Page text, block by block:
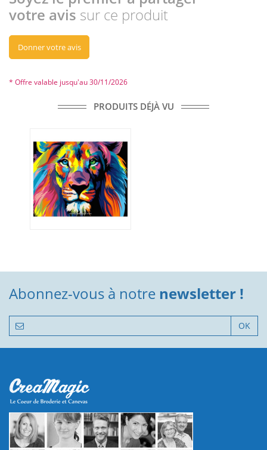
votre avis sur ce produit
Donner votre avis
* Offre valable jusqu'au 30/11/2026
PRODUITS DÉJÀ VU
Abonnez-vous à notre newsletter !
OK